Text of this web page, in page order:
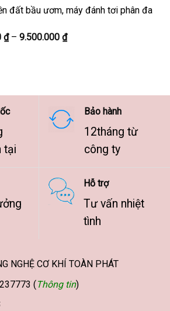
7.500.000 ₫
9.500.000 ₫
đất bầu ươm, máy đánh tơi phân đa
₫ – 9.500.000 ₫Khoảng
9.500.000 ₫
tại
Bảo hành
12tháng từ
công ty
Hỗ trợ
Tư vấn nhiệt
tình
NGHỆ CƠ KHÍ TOÀN PHÁT
(Thông tin)